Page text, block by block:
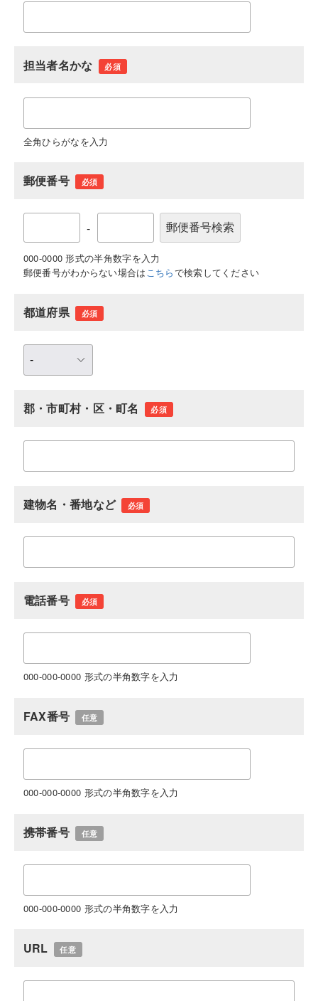
担当者名かな 必須
全角ひらがなを入力
郵便番号 必須
-
000-0000 形式の半角数字を入力
郵便番号がわからない場合はこちらで検索してください
都道府県 必須
郡・市町村・区・町名 必須
建物名・番地など 必須
電話番号 必須
000-000-0000 形式の半角数字を入力
FAX番号 任意
000-000-0000 形式の半角数字を入力
携帯番号 任意
000-000-0000 形式の半角数字を入力
URL 任意